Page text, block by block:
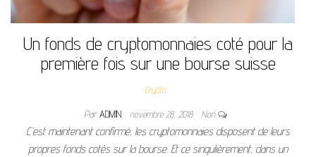
Un fonds de cryptomonnaies coté pour la
première fois sur une bourse suisse
Crypto
ParADMIN novembre 28, 2018 Non
C’est maintenant confirmé, les cryptomonnaies disposent de leurs
propres fonds cotés sur la bourse. Et ce singulièrement, dans un